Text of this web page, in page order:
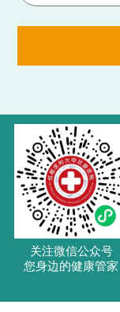
关注微信公众号
您身边的健康管家